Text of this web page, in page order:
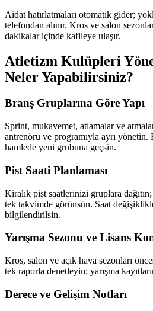
Aidat hatırlatmaları otomatik gider;
telefondan alınır. Kros ve salon
dakikalar içinde kafileye ulaşır.
Atletizm Kulüpleri
Neler Yapabilirsiniz?
Branş Gruplarına Göre Yapı
Sprint, mukavemet, atlamalar ve
antrenörü ve programıyla ayrı
hamlede yeni grubuna geçsin.
Pist Saati Planlaması
Kiralık pist saatlerinizi gruplara
tek takvimde görünsün. Saat
bilgilendirilsin.
Yarışma Sezonu ve Lisans
Kros, salon ve açık hava sezonları
tek raporla denetleyin; yarışma
Derece ve Gelişim Notları